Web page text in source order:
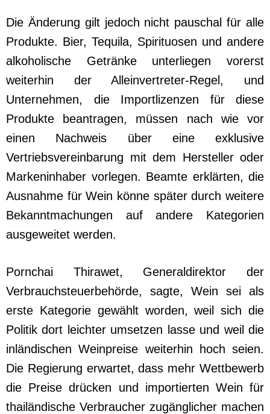
Die Änderung gilt jedoch nicht pauschal für alle
Produkte. Bier, Tequila, Spirituosen und andere
alkoholische Getränke unterliegen vorerst
weiterhin der Alleinvertreter-Regel, und
Unternehmen, die Importlizenzen für diese
Produkte beantragen, müssen nach wie vor
einen Nachweis über eine exklusive
Vertriebsvereinbarung mit dem Hersteller oder
Markeninhaber vorlegen. Beamte erklärten, die
Ausnahme für Wein könne später durch weitere
Bekanntmachungen auf andere Kategorien
ausgeweitet werden.
Pornchai Thirawet, Generaldirektor der
Verbrauchsteuerbehörde, sagte, Wein sei als
erste Kategorie gewählt worden, weil sich die
Politik dort leichter umsetzen lasse und weil die
inländischen Weinpreise weiterhin hoch seien.
Die Regierung erwartet, dass mehr Wettbewerb
die Preise drücken und importierten Wein für
thailändische Verbraucher zugänglicher machen